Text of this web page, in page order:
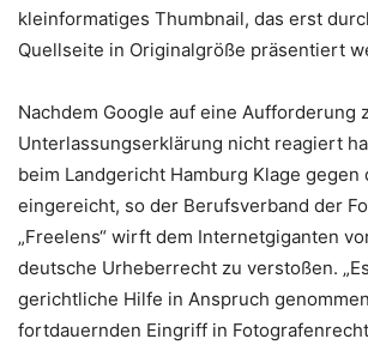
kleinformatiges Thumbnail, das erst
Quellseite in Originalgröße präsentiert
Nachdem Google auf eine Aufforderung
Unterlassungserklärung nicht reagiert
beim Landgericht Hamburg Klage gegen
eingereicht, so der Berufsverband der
„Freelens“ wirft dem Internetgiganten
deutsche Urheberrecht zu verstoßen.
gerichtliche Hilfe in Anspruch
fortdauernden Eingriff in